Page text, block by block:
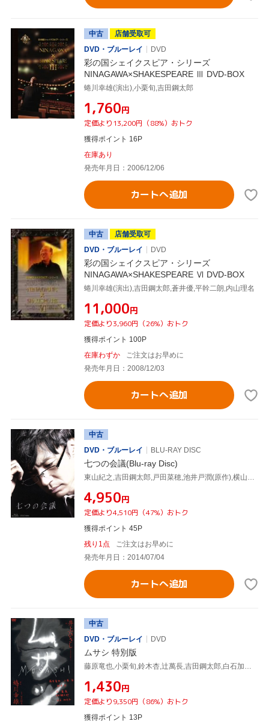
中古
店舗受取可
DVD・ブルーレイ
DVD
彩の国シェイクスピア・シリーズ
NINAGAWA×SHAKESPEARE Ⅲ DVD-BOX
蜷川幸雄(演出),小栗旬,吉田鋼太郎
¥1,760円
定価より13,200円（88%）おトク
獲得ポイント 16P
在庫あり
発売年月日：2006/12/06
カートへ追加
中古
店舗受取可
DVD・ブルーレイ
DVD
彩の国シェイクスピア・シリーズ
NINAGAWA×SHAKESPEARE Ⅵ DVD-BOX
蜷川幸雄(演出),吉田鋼太郎,蒼井優,平幹二朗,内山理名
¥11,000円
定価より3,960円（26%）おトク
獲得ポイント 100P
在庫わずか
ご注文はお早めに
発売年月日：2008/12/03
カートへ追加
中古
DVD・ブルーレイ
BLU-RAY DISC
七つの会議(Blu-ray Disc)
東山紀之,吉田鋼太郎,戸田菜穂,池井戸潤(原作),横山克(音楽)
¥4,950円
定価より4,510円（47%）おトク
獲得ポイント 45P
残り1点
ご注文はお早めに
発売年月日：2014/07/04
カートへ追加
中古
DVD・ブルーレイ
DVD
ムサシ 特別版
藤原竜也,小栗旬,鈴木杏,辻萬長,吉田鋼太郎,白石加代子,宮川彬良(音楽)
¥1,430円
定価より9,350円（86%）おトク
獲得ポイント 13P